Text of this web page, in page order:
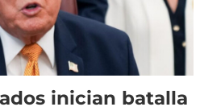
inician batalla